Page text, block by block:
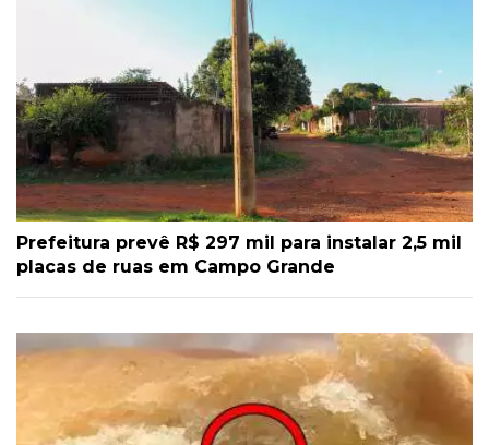
Prefeitura prevê R$ 297 mil para instalar 2,5 mil
placas de ruas em Campo Grande